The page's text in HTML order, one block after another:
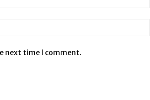
next time I comment.